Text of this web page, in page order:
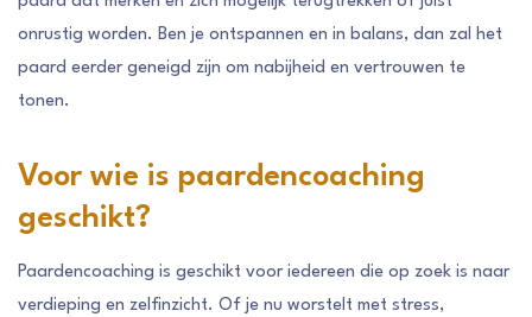
onrustig worden. Ben je ontspannen en in balans, dan zal het
paard eerder geneigd zijn om nabijheid en vertrouwen te
tonen.
Voor wie is paardencoaching
geschikt?
Paardencoaching is geschikt voor iedereen die op zoek is naar
verdieping en zelfinzicht. Of je nu worstelt met stress,